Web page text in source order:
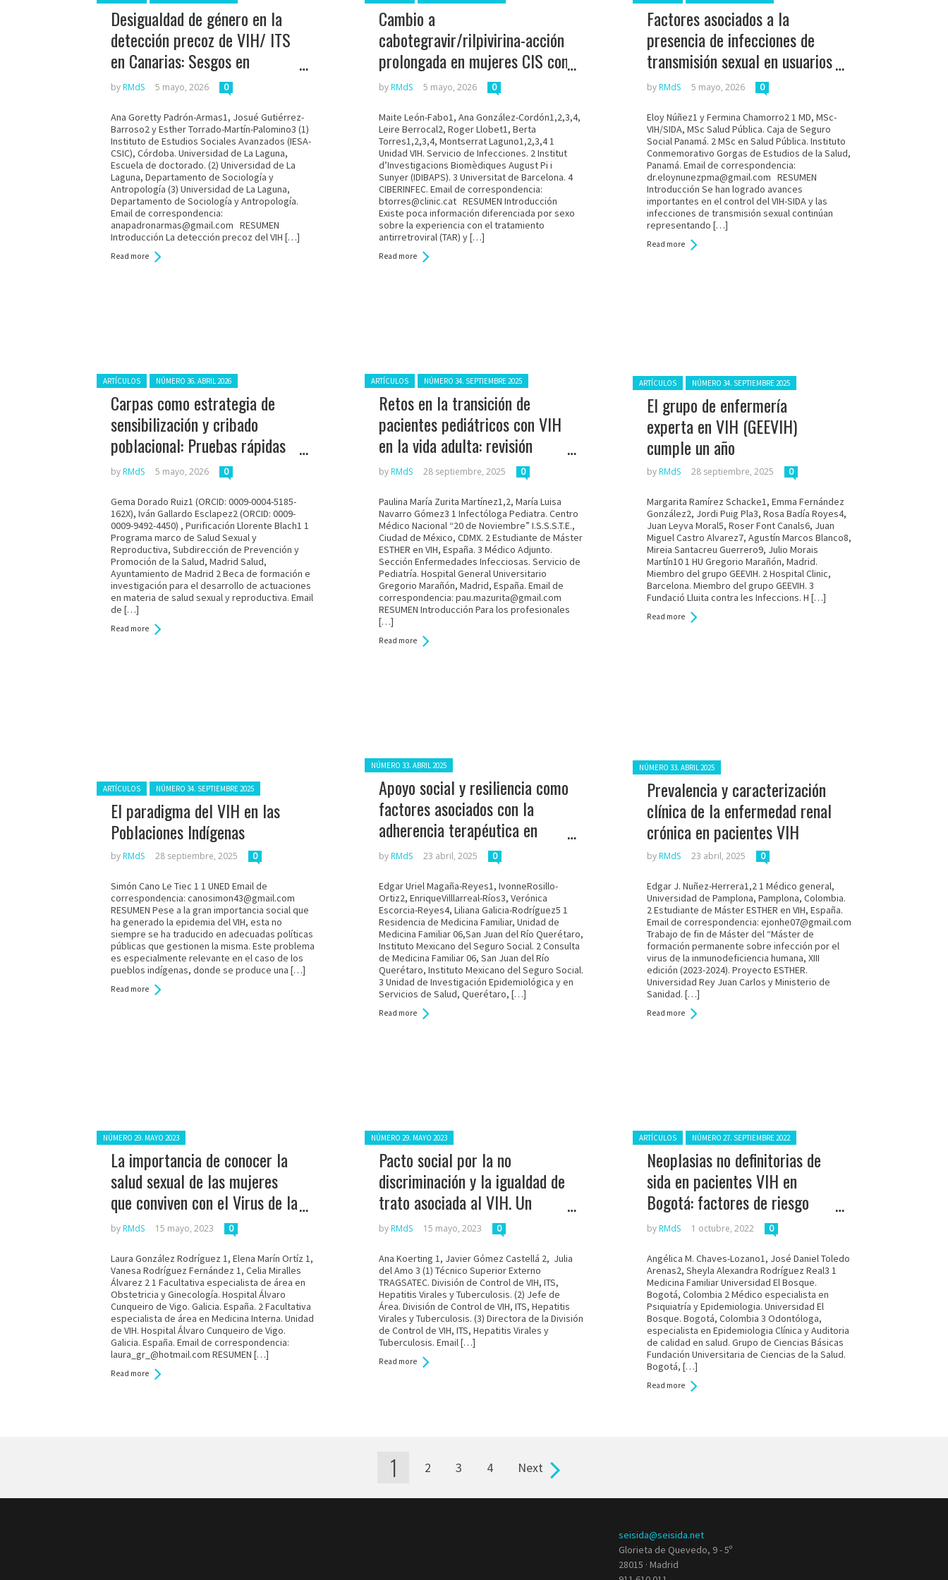
Desigualdad de género en la
detección precoz de VIH/ ITS
en Canarias: Sesgos en
colectivos vulnerables
by RMdS 5 mayo, 2026 0
Ana Goretty Padrón-Armas1, Josué Gutiérrez-
Barroso2 y Esther Torrado-Martín-Palomino3 (1)
Instituto de Estudios Sociales Avanzados (IESA-
CSIC), Córdoba. Universidad de La Laguna,
Escuela de doctorado. (2) Universidad de La
Laguna, Departamento de Sociología y
Antropología (3) Universidad de La Laguna,
Departamento de Sociología y Antropología.
Email de correspondencia:
anapadronarmas@gmail.com RESUMEN
Introducción La detección precoz del VIH […]
Read more
Cambio a
cabotegravir/rilpivirina-acción
prolongada en mujeres CIS con
VIH: Beneficios percibidos y
by RMdS 5 mayo, 2026 0
Maite León-Fabo1, Ana González-Cordón1,2,3,4,
Leire Berrocal2, Roger Llobet1, Berta
Torres1,2,3,4, Montserrat Laguno1,2,3,4 1
Unidad VIH. Servicio de Infecciones. 2 Institut
d’Investigacions Biomèdiques August Pi i
Sunyer (IDIBAPS). 3 Universitat de Barcelona. 4
CIBERINFEC. Email de correspondencia:
btorres@clinic.cat RESUMEN Introducción
Existe poca información diferenciada por sexo
sobre la experiencia con el tratamiento
antirretroviral (TAR) y […]
Read more
Factores asociados a la
presencia de infecciones de
transmisión sexual en usuarios
de terapia preexposición
Inmunodeficiencia Humana en
el centro de salud de El
Chorrillo. Panamá. Año 2023-
2024
by RMdS 5 mayo, 2026 0
Eloy Núñez1 y Fermina Chamorro2 1 MD, MSc-
VIH/SIDA, MSc Salud Pública. Caja de Seguro
Social Panamá. 2 MSc en Salud Pública. Instituto
Conmemorativo Gorgas de Estudios de la Salud,
Panamá. Email de correspondencia:
dr.eloynunezpma@gmail.com RESUMEN
Introducción Se han logrado avances
importantes en el control del VIH-SIDA y las
infecciones de transmisión sexual continúan
representando […]
Read more
Posted in:
ARTÍCULOS NÚMERO 36. ABRIL 2026
Carpas como estrategia de
sensibilización y cribado
poblacional: Pruebas rápidas
del Virus de la
Inmunodeficiencia Humana
by RMdS 5 mayo, 2026 0
Gema Dorado Ruiz1 (ORCID: 0009-0004-5185-
162X), Iván Gallardo Esclapez2 (ORCID: 0009-
0009-9492-4450) , Purificación Llorente Blach1 1
Programa marco de Salud Sexual y
Reproductiva, Subdirección de Prevención y
Promoción de la Salud, Madrid Salud,
Ayuntamiento de Madrid 2 Beca de formación e
investigación para el desarrollo de actuaciones
en materia de salud sexual y reproductiva. Email
de […]
Read more
Posted in:
ARTÍCULOS NÚMERO 34. SEPTIEMBRE 2025
Retos en la transición de
pacientes pediátricos con VIH
en la vida adulta: revisión
científica
by RMdS 28 septiembre, 2025 0
Paulina María Zurita Martínez1,2, María Luisa
Navarro Gómez3 1 Infectóloga Pediatra. Centro
Médico Nacional “20 de Noviembre” I.S.S.S.T.E.,
Ciudad de México, CDMX. 2 Estudiante de Máster
ESTHER en VIH, España. 3 Médico Adjunto.
Sección Enfermedades Infecciosas. Servicio de
Pediatría. Hospital General Universitario
Gregorio Marañón, Madrid, España. Email de
correspondencia: pau.mazurita@gmail.com
RESUMEN Introducción Para los profesionales
[…]
Read more
Posted in:
ARTÍCULOS NÚMERO 34. SEPTIEMBRE 2025
El grupo de enfermería
experta en VIH (GEEVIH)
cumple un año
by RMdS 28 septiembre, 2025 0
Margarita Ramírez Schacke1, Emma Fernández
González2, Jordi Puig Pla3, Rosa Badía Royes4,
Juan Leyva Moral5, Roser Font Canals6, Juan
Miguel Castro Alvarez7, Agustín Marcos Blanco8,
Mireia Santacreu Guerrero9, Julio Morais
Martín10 1 HU Gregorio Marañón, Madrid.
Miembro del grupo GEEVIH. 2 Hospital Clinic,
Barcelona. Miembro del grupo GEEVIH. 3
Fundació Lluita contra les Infeccions. H […]
Read more
Posted in:
ARTÍCULOS NÚMERO 34. SEPTIEMBRE 2025
El paradigma del VIH en las
Poblaciones Indígenas
by RMdS 28 septiembre, 2025 0
Simón Cano Le Tiec 1 1 UNED Email de
correspondencia: canosimon43@gmail.com
RESUMEN Pese a la gran importancia social que
ha generado la epidemia del VIH, esta no
siempre se ha traducido en adecuadas políticas
públicas que gestionen la misma. Este problema
es especialmente relevante en el caso de los
pueblos indígenas, donde se produce una […]
Read more
Posted in:
NÚMERO 33. ABRIL 2025
Apoyo social y resiliencia como
factores asociados con la
adherencia terapéutica en
pacientes VIH de una unidad de
medicina familiar en México
by RMdS 23 abril, 2025 0
Edgar Uriel Magaña-Reyes1, IvonneRosillo-
Ortiz2, EnriqueVilllarreal-Ríos3, Verónica
Escorcia-Reyes4, Liliana Galicia-Rodríguez5 1
Residencia de Medicina Familiar, Unidad de
Medicina Familiar 06,San Juan del Río Querétaro,
Instituto Mexicano del Seguro Social. 2 Consulta
de Medicina Familiar 06, San Juan del Río
Querétaro, Instituto Mexicano del Seguro Social.
3 Unidad de Investigación Epidemiológica y en
Servicios de Salud, Querétaro, […]
Read more
Posted in:
NÚMERO 33. ABRIL 2025
Prevalencia y caracterización
clínica de la enfermedad renal
crónica en pacientes VIH
by RMdS 23 abril, 2025 0
Edgar J. Nuñez-Herrera1,2 1 Médico general,
Universidad de Pamplona, Pamplona, Colombia.
2 Estudiante de Máster ESTHER en VIH, España.
Email de correspondencia: ejonhe07@gmail.com
Trabajo de fin de Máster del “Máster de
formación permanente sobre infección por el
virus de la inmunodeficiencia humana, XIII
edición (2023-2024). Proyecto ESTHER.
Universidad Rey Juan Carlos y Ministerio de
Sanidad. […]
Read more
Posted in:
NÚMERO 29. MAYO 2023
La importancia de conocer la
salud sexual de las mujeres
que conviven con el Virus de la
Inmunodeficiencia Humana
by RMdS 15 mayo, 2023 0
Laura González Rodríguez 1, Elena Marín Ortíz 1,
Vanesa Rodríguez Fernández 1, Celia Miralles
Álvarez 2 1 Facultativa especialista de área en
Obstetricia y Ginecología. Hospital Álvaro
Cunqueiro de Vigo. Galicia. España. 2 Facultativa
especialista de área en Medicina Interna. Unidad
de VIH. Hospital Álvaro Cunqueiro de Vigo.
Galicia. España. Email de correspondencia:
laura_gr_@hotmail.com RESUMEN […]
Read more
Posted in:
NÚMERO 29. MAYO 2023
Pacto social por la no
discriminación y la igualdad de
trato asociada al VIH. Un
avance en la defensa de los
derechos de las personas con
el VIH
by RMdS 15 mayo, 2023 0
Ana Koerting 1, Javier Gómez Castellá 2, Julia
del Amo 3 (1) Técnico Superior Externo
TRAGSATEC. División de Control de VIH, ITS,
Hepatitis Virales y Tuberculosis. (2) Jefe de
Área. División de Control de VIH, ITS, Hepatitis
Virales y Tuberculosis. (3) Directora de la División
de Control de VIH, ITS, Hepatitis Virales y
Tuberculosis. Email […]
Read more
Posted in:
ARTÍCULOS NÚMERO 27. SEPTIEMBRE 2022
Neoplasias no definitorias de
sida en pacientes VIH en
Bogotá: factores de riesgo
asociados
by RMdS 1 octubre, 2022 0
Angélica M. Chaves-Lozano1, José Daniel Toledo
Arenas2, Sheyla Alexandra Rodríguez Real3 1
Medicina Familiar Universidad El Bosque.
Bogotá, Colombia 2 Médico especialista en
Psiquiatría y Epidemiologia. Universidad El
Bosque. Bogotá, Colombia 3 Odontóloga,
especialista en Epidemiologia Clínica y Auditoria
de calidad en salud. Grupo de Ciencias Básicas
Fundación Universitaria de Ciencias de la Salud.
Bogotá, […]
Read more
1 2 3 4 Next
seisida@seisida.net
Glorieta de Quevedo, 9 - 5º
28015 · Madrid